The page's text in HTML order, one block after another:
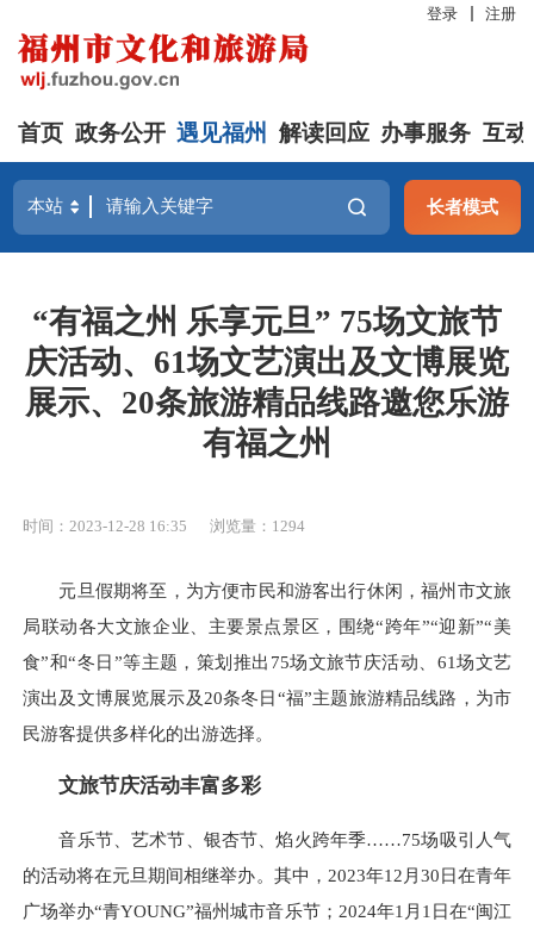
登录 注册
首页 政务公开 遇见福州 解读回应 办事服务 互动
长者模式
“有福之州 乐享元旦” 75场文旅节
庆活动、61场文艺演出及文博展览
展示、20条旅游精品线路邀您乐游
有福之州
时间：2023-12-28 16:35 浏览量：1294
元旦假期将至，为方便市民和游客出行休闲，福州市文旅
局联动各大文旅企业、主要景点景区，围绕“跨年”“迎新”“美
食”和“冬日”等主题，策划推出75场文旅节庆活动、61场文艺
演出及文博展览展示及20条冬日“福”主题旅游精品线路，为市
民游客提供多样化的出游选择。
文旅节庆活动丰富多彩
音乐节、艺术节、银杏节、焰火跨年季……75场吸引人气
的活动将在元旦期间相继举办。其中，2023年12月30日在青年
广场举办“青YOUNG”福州城市音乐节；2024年1月1日在“闽江